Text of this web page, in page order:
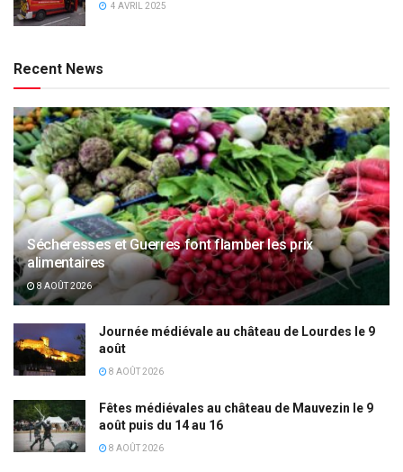
4 AVRIL 2025
Recent News
Sécheresses et Guerres font flamber les prix
alimentaires
8 AOÛT 2026
Journée médiévale au château de Lourdes le 9
août
8 AOÛT 2026
Fêtes médiévales au château de Mauvezin le 9
août puis du 14 au 16
8 AOÛT 2026